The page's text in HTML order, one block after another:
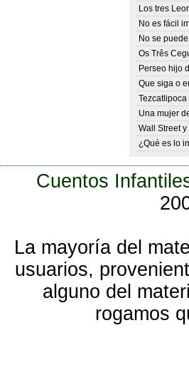
Los tres
No es fácil
No se
Os Três
Perseo hijo
Que siga o
Tezcatlipoca
Una mujer
Wall Street
¿Qué es lo
Cuentos
La mayoría del
usuarios,
alguno del
rogamos